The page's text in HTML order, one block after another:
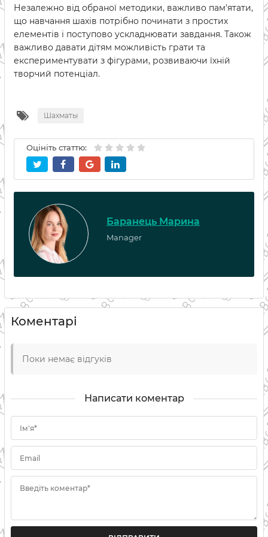
Незалежно від обраної методики, важливо пам'ятати,
що навчання шахів потрібно починати з простих
елементів і поступово ускладнювати завдання. Також
важливо давати дітям можливість грати та
експериментувати з фігурами, розвиваючи їхній
творчий потенціал.
Шахматы
Оцініть статтю:
Баранець Марина
Manager
Коментарі
Поки немає відгуків
Написати коментар
Ім'я*
Email
Введіть коментар*